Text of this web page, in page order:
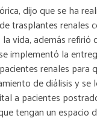
dijo que se ha
trasplantes renales
vida, además refirió
implementó la
renales para
de diálisis y se
a pacientes
tengan un espacio